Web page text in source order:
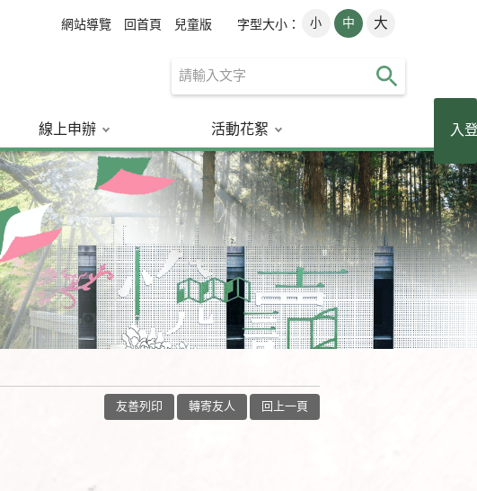
網站導覽 回首頁 兒童版 字型大小： 小 中 大
讀者登入
線上申辦 活動花絮
友善列印 轉寄友人 回上一頁